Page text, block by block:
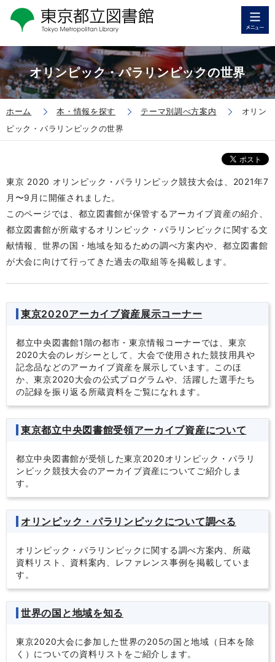
オリンピック・パラリンピックの世界
ホーム 本・情報を探す テーマ別調べ方案内
オリン
ピック・パラリンピックの世界
東京 2020 オリンピック・パラリンピック競技大会は、2021年7
月〜9月に開催されました。
このページでは、都立図書館が保管するアーカイブ資産の紹介、
都立図書館が所蔵するオリンピック・パラリンピックに関する文
献情報、世界の国・地域を知るための調べ方案内や、都立図書館
が大会に向けて行ってきた過去の取組等を掲載します。
東京2020アーカイブ資産展示コーナー
都立中央図書館1階の都市・東京情報コーナーでは、東京
2020大会のレガシーとして、大会で使用された競技用具や
記念品などのアーカイブ資産を展示しています。このほ
か、東京2020大会の公式プログラムや、活躍した選手たち
の記録を振り返る所蔵資料をご覧になれます。
東京都立中央図書館受領アーカイブ資産について
都立中央図書館が受領した東京2020オリンピック・パラリ
ンピック競技大会のアーカイブ資産についてご紹介しま
す。
オリンピック・パラリンピックについて調べる
オリンピック・パラリンピックに関する調べ方案内、所蔵
資料リスト、資料案内、レファレンス事例を掲載していま
す。
世界の国と地域を知る
東京2020大会に参加した世界の205の国と地域（日本を除
く）についての資料リストをご紹介します。